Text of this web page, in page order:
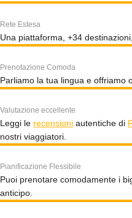
Rete Estesa
Una piattaforma, +34
Prenotazione Comoda
Parliamo la tua lingua e offriamo
Valutazione eccellente
Leggi le recensioni autentiche di
nostri viaggiatori.
Pianificazione Flessibile
Puoi prenotare comodamente i
anticipo.